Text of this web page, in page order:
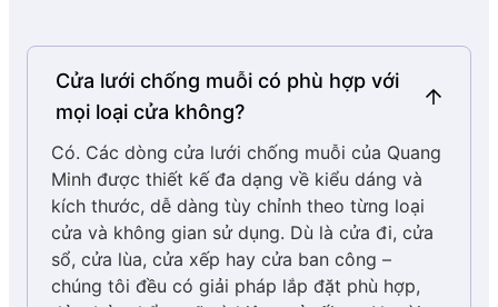
Loan
2. Ưu điểm nổi bật của cửa
lưới chống muỗi dạng xếp
LUX SCREEN Quang Minh
Pro
khung gây thô cứng. Đặc biệt, biên dạng nhôm do
chính đội ngũ kỹ thuật Quang Minh thiết kế
và đã
được đăng ký Bảo hộ kiểu dáng công nghiệp.
Cửa lưới chống muỗi có phù hợp với
mọi loại cửa không?
Có. Các dòng cửa lưới chống muỗi của Quang
Minh được thiết kế đa dạng về kiểu dáng và
kích thước, dễ dàng tùy chỉnh theo từng loại
cửa và không gian sử dụng. Dù là cửa đi, cửa
sổ, cửa lùa, cửa xếp hay cửa ban công –
chúng tôi đều có giải pháp lắp đặt phù hợp,